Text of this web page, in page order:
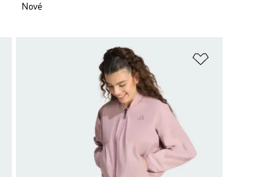
Nové
Přidat do seznamu přání